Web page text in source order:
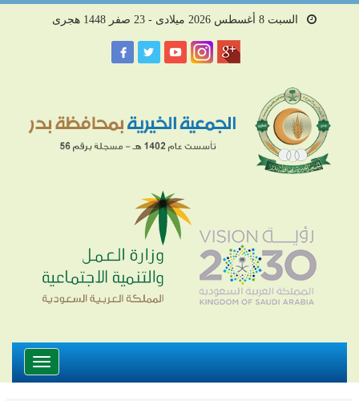
السبت 8 أغسطس 2026 ميلادى - 23 صفر 1448 هجرى
Toggle